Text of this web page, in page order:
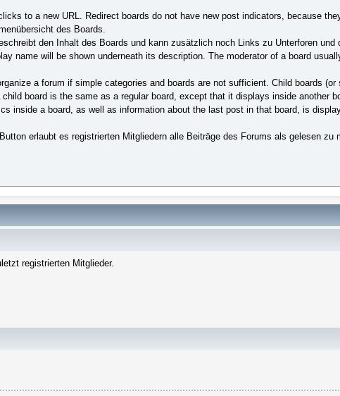
to a new URL. Redirect boards do not have new post indicators, because
des Boards.
den Inhalt des Boards und kann zusätzlich noch Links zu Unterforen
name will be shown underneath its description. The moderator of a board
a forum if simple categories and boards are not sufficient. Child boards
board is the same as a regular board, except that it displays inside another
inside a board, as well as information about the last post in that board, is
erlaubt es registrierten Mitgliedern alle Beiträge des Forums als gelesen zu
registrierten Mitglieder.